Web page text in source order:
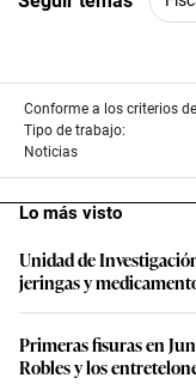
Conforme a los criterios de
Tipo de trabajo:
Noticias
Lo más visto
Unidad de
jeringas y
Primeras fisuras en
Robles y los